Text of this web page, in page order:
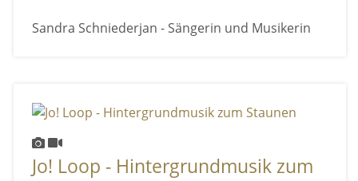
Sandra Schniederjan - Sängerin und Musikerin
Jo! Loop - Hintergrundmusik zum